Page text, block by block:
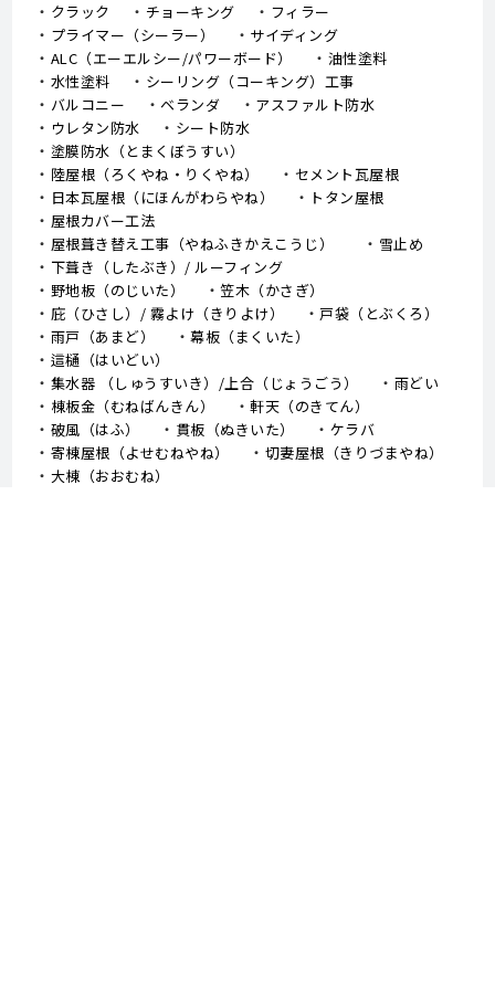
クラック チョーキング
フィラー
プライマー（シーラー）
サイディング
ALC（エーエルシー/パワーボード）
油性塗料
水性塗料
シーリング（コーキング）工事
バルコニー
ベランダ
アスファルト防水
ウレタン防水
シート防水
塗膜防水（とまくぼうすい）
陸屋根（ろくやね・りくやね）
セメント瓦屋根
日本瓦屋根（にほんがわらやね）
トタン屋根
屋根カバー工法
屋根葺き替え工事（やねふきかえこうじ）
雪止め
下葺き（したぶき）/ ルーフィング
野地板（のじいた）
笠木（かさぎ）
庇（ひさし）/ 霧よけ（きりよけ）
戸袋（とぶくろ）
雨戸（あまど）
幕板（まくいた）
這樋（はいどい）
集水器 （しゅうすいき）/上合（じょうごう）
雨どい
棟板金（むねばんきん）
軒天（のきてん）
破風（はふ）
貫板（ぬきいた）
ケラバ
寄棟屋根（よせむねやね）
切妻屋根（きりづまやね）
大棟（おおむね）